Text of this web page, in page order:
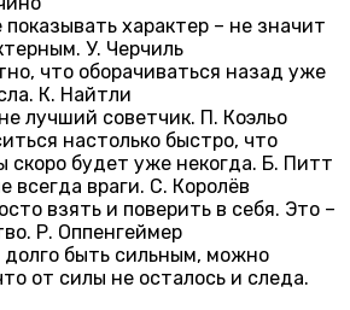
характер – не значит
У. Черчиль
что оборачиваться назад уже
К. Найтли
лучший советчик. П. Коэльо
настолько быстро, что
скоро будет уже некогда. Б. Питт
всегда враги. С. Королёв
взять и поверить в себя. Это –
Р. Оппенгеймер
быть сильным, можно
от силы не осталось и следа.